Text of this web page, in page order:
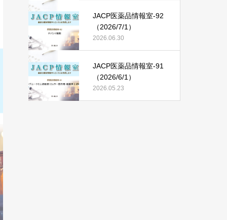
JACP医薬品情報室-92
（2026/7/1）
2026.06.30
JACP医薬品情報室-91
（2026/6/1）
2026.05.23